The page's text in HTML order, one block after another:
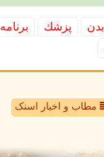
بدن پزشك برنامه
مطاب و اخبار اسنک